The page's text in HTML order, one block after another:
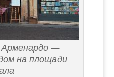
—
на площади